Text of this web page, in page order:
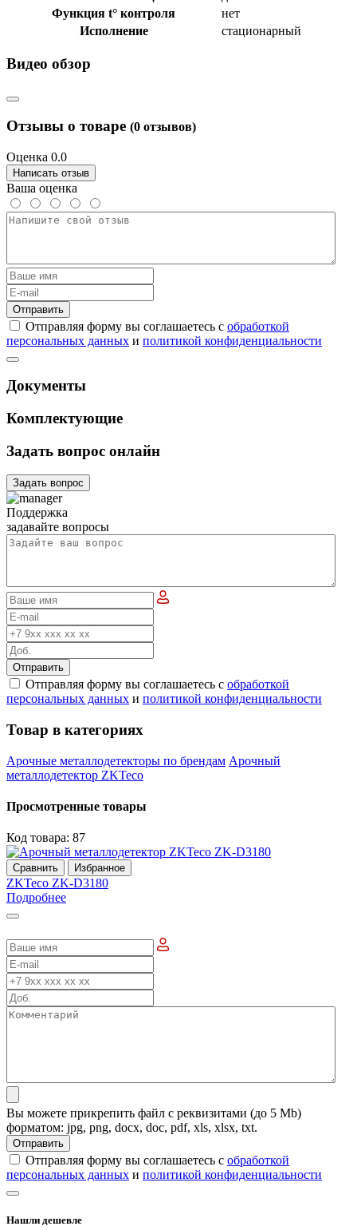
Функция t° контроля
нет
Исполнение
стационарный
Видео обзор
Отзывы о товаре (0 отзывов)
Оценка 0.0
Написать отзыв
Ваша оценка
Отправить
Отправляя форму вы соглашаетесь с обработкой
персональных данных и политикой конфиденциальности
Документы
Комплектующие
Задать вопрос онлайн
Задать вопрос
Поддержка
задавайте вопросы
Отправить
Отправляя форму вы соглашаетесь с обработкой
персональных данных и политикой конфиденциальности
Товар в категориях
Арочные металлодетекторы по брендам Арочный
металлодетектор ZKTeco
Просмотренные товары
Код товара: 87
Сравнить Избранное
ZKTeco ZK-D3180
Подробнее
Вы можете прикрепить файл с реквизитами (до 5 Mb)
форматом: jpg, png, docx, doc, pdf, xls, xlsx, txt.
Отправить
Отправляя форму вы соглашаетесь с обработкой
персональных данных и политикой конфиденциальности
Нашли дешевле